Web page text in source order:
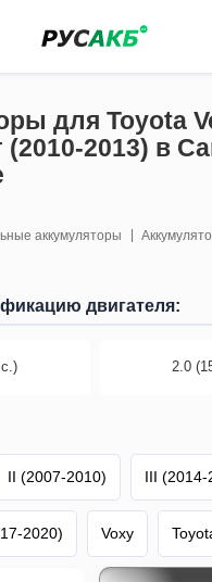
для Toyota
(2010-2013) в
аккумуляторы
двигателя:
2.0
II (2007-2010) III (2014-
2020) Voxy